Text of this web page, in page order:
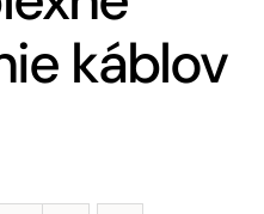
káblov